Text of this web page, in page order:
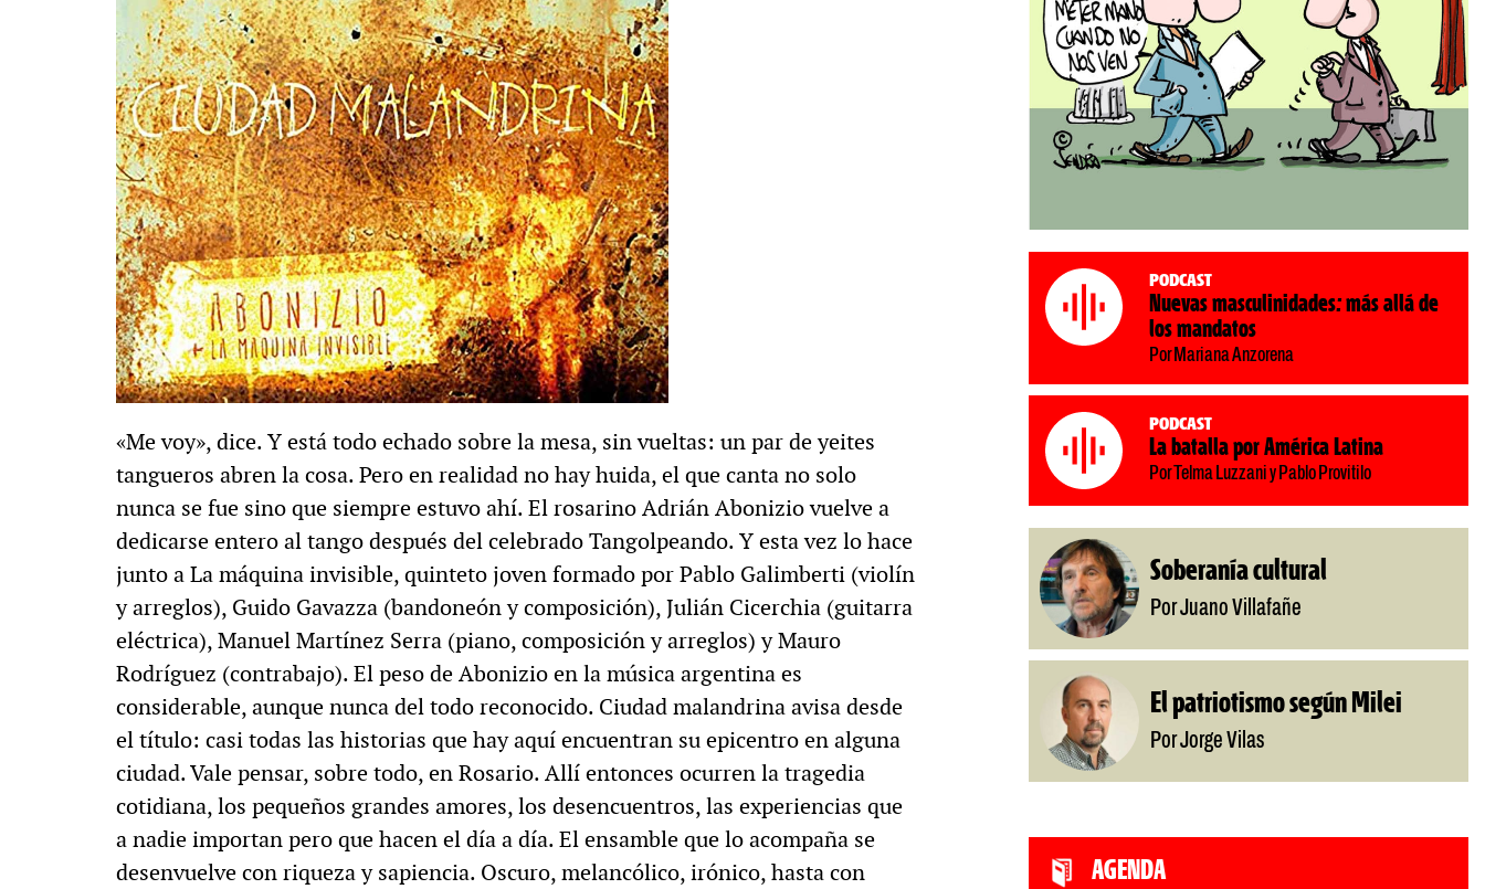
«Me voy», dice. Y está todo echado sobre la mesa, sin vueltas: un par de yeites
tangueros abren la cosa. Pero en realidad no hay huida, el que canta no solo
nunca se fue sino que siempre estuvo ahí. El rosarino Adrián Abonizio vuelve a
dedicarse entero al tango después del celebrado Tangolpeando. Y esta vez lo hace
junto a La máquina invisible, quinteto joven formado por Pablo Galimberti (violín
y arreglos), Guido Gavazza (bandoneón y composición), Julián Cicerchia (guitarra
eléctrica), Manuel Martínez Serra (piano, composición y arreglos) y Mauro
Rodríguez (contrabajo). El peso de Abonizio en la música argentina es
considerable, aunque nunca del todo reconocido. Ciudad malandrina avisa desde
el título: casi todas las historias que hay aquí encuentran su epicentro en alguna
ciudad. Vale pensar, sobre todo, en Rosario. Allí entonces ocurren la tragedia
cotidiana, los pequeños grandes amores, los desencuentros, las experiencias que
a nadie importan pero que hacen el día a día. El ensamble que lo acompaña se
desenvuelve con riqueza y sapiencia. Oscuro, melancólico, irónico, hasta con
Podcast
Nuevas masculinidades: más allá de
los mandatos
Por Mariana Anzorena
Podcast
La batalla por América Latina
Por Telma Luzzani y Pablo Provitilo
Soberanía cultural
Por Juano Villafañe
El patriotismo según Milei
Por Jorge Vilas
AGENDA